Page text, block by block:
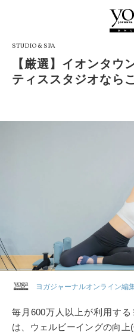
STUDIO & SPA
【厳選】イオンタウ
ティススタジオなら
ヨガジャーナルオンライン編
毎月600万人以上が利用す
は、ウェルビーイングの向